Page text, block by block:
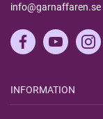
info@garnaffaren.se
INFORMATION